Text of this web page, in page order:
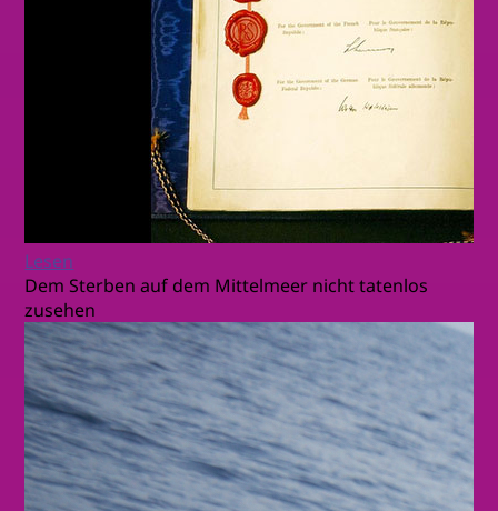
Lesen
Dem Sterben auf dem Mittelmeer nicht tatenlos
zusehen